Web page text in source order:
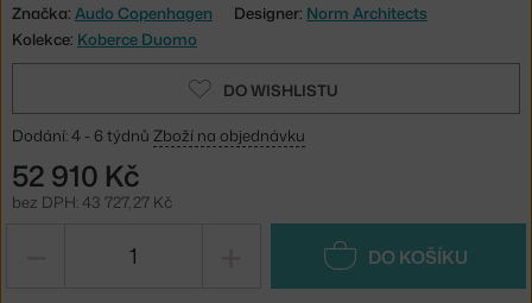
Značka: Audo Copenhagen Designer: Norm Architects
Kolekce: Koberce Duomo
DO WISHLISTU
Dodání: 4 - 6 týdnů Zboží na objednávku
52 910 Kč
bez DPH: 43 727,27 Kč
DO KOŠÍKU